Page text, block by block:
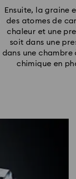
Ensuite, la graine
des atomes de
chaleur et une
soit dans une
dans une
chimique en